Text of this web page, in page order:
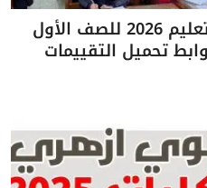
تقييمات وزارة التربية والتعليم 2026 للصف الأول
تحميل التقييمات